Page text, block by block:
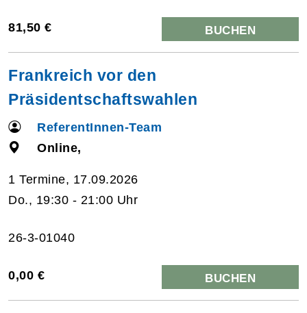
81,50 € BUCHEN
Frankreich vor den
Präsidentschaftswahlen
ReferentInnen-Team
Online,
1 Termine, 17.09.2026
Do., 19:30 - 21:00 Uhr
26-3-01040
0,00 € BUCHEN